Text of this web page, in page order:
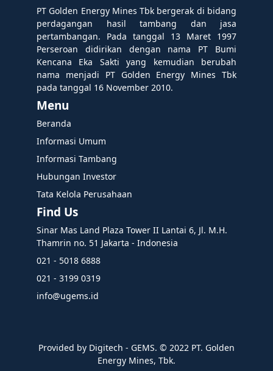
PT Golden Energy Mines Tbk bergerak di bidang
perdagangan hasil tambang dan jasa
pertambangan. Pada tanggal 13 Maret 1997
Perseroan didirikan dengan nama PT Bumi
Kencana Eka Sakti yang kemudian berubah
nama menjadi PT Golden Energy Mines Tbk
pada tanggal 16 November 2010.
Menu
Beranda
Informasi Umum
Informasi Tambang
Hubungan Investor
Tata Kelola Perusahaan
Find Us
Sinar Mas Land Plaza Tower II Lantai 6, Jl. M.H.
Thamrin no. 51 Jakarta - Indonesia
021 - 5018 6888
021 - 3199 0319
info@ugems.id
Provided by Digitech - GEMS. ©️ 2022 PT. Golden
Energy Mines, Tbk.